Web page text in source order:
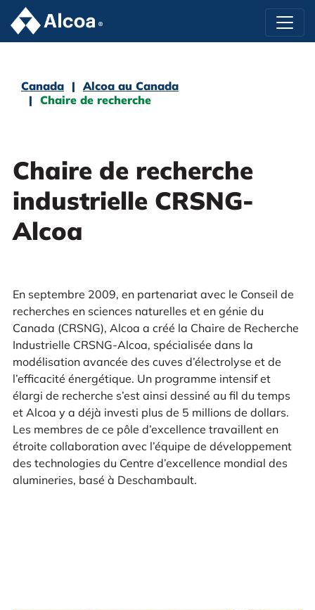
Canada
Alcoa au Canada
Chaire de recherche
Chaire de recherche
industrielle CRSNG-
Alcoa
En septembre 2009, en partenariat avec le Conseil de
recherches en sciences naturelles et en génie du
Canada (CRSNG), Alcoa a créé la Chaire de Recherche
Industrielle CRSNG-Alcoa, spécialisée dans la
modélisation avancée des cuves d’électrolyse et de
l’efficacité énergétique. Un programme intensif et
élargi de recherche s’est ainsi dessiné au fil du temps
et Alcoa y a déjà investi plus de 5 millions de dollars.
Les membres de ce pôle d’excellence travaillent en
étroite collaboration avec l’équipe de développement
des technologies du Centre d’excellence mondial des
alumineries, basé à Deschambault.